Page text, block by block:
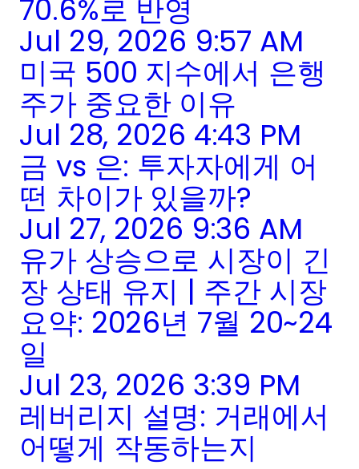
70.6%로 반영
Jul 29, 2026 9:57 AM
미국 500 지수에서 은행
주가 중요한 이유
Jul 28, 2026 4:43 PM
금 vs 은: 투자자에게 어
떤 차이가 있을까?
Jul 27, 2026 9:36 AM
유가 상승으로 시장이 긴
장 상태 유지 | 주간 시장
요약: 2026년 7월 20~24
일
Jul 23, 2026 3:39 PM
레버리지 설명: 거래에서
어떻게 작동하는지